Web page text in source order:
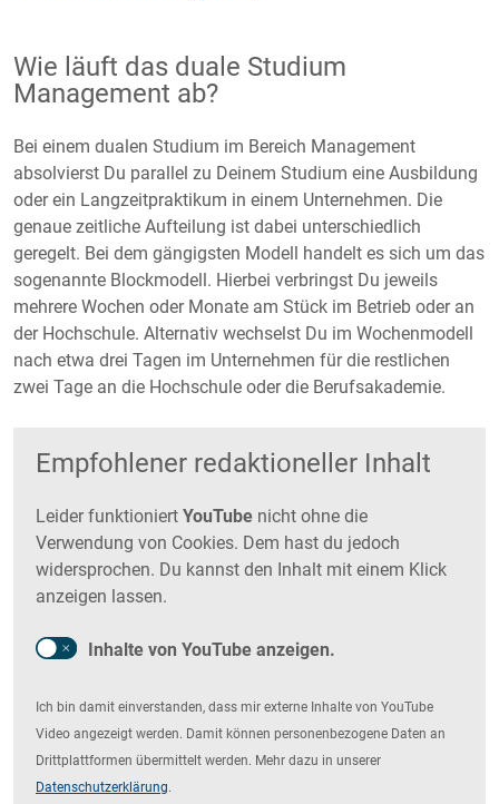
Wie läuft das duale Studium
Management ab?
Bei einem dualen Studium im Bereich Management
absolvierst Du parallel zu Deinem Studium eine Ausbildung
oder ein Langzeitpraktikum in einem Unternehmen. Die
genaue zeitliche Aufteilung ist dabei unterschiedlich
geregelt. Bei dem gängigsten Modell handelt es sich um das
sogenannte Blockmodell. Hierbei verbringst Du jeweils
mehrere Wochen oder Monate am Stück im Betrieb oder an
der Hochschule. Alternativ wechselst Du im Wochenmodell
nach etwa drei Tagen im Unternehmen für die restlichen
zwei Tage an die Hochschule oder die Berufsakademie.
Empfohlener redaktioneller Inhalt
Leider funktioniert YouTube nicht ohne die
Verwendung von Cookies. Dem hast du jedoch
widersprochen. Du kannst den Inhalt mit einem Klick
anzeigen lassen.
Inhalte von YouTube anzeigen.
Ich bin damit einverstanden, dass mir externe Inhalte von YouTube
Video angezeigt werden. Damit können personenbezogene Daten an
Drittplattformen übermittelt werden. Mehr dazu in unserer
Datenschutzerklärung.